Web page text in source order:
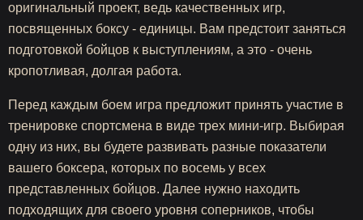
оригинальный проект, ведь качественных игр,
посвященных боксу - единицы. Вам предстоит заняться
подготовкой бойцов к выступлениям, а это - очень
кропотливая, долгая работа.
Перед каждым боем игра предложит принять участие в
тренировке спортсмена в виде трех мини-игр. Выбирая
одну из них, вы будете развивать разные показатели
вашего боксера, которых по восемь у всех
представленных бойцов. Далее нужно находить
подходящих для своего уровня соперников, чтобы